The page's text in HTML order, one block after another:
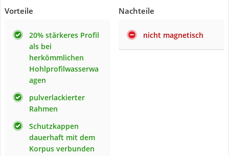
Vorteile
20% stärkeres Profil
als bei
herkömmlichen
Hohlprofilwasserwa
agen
pulverlackierter
Rahmen
Schutzkappen
dauerhaft mit dem
Korpus verbunden
Nachteile
nicht magnetisch